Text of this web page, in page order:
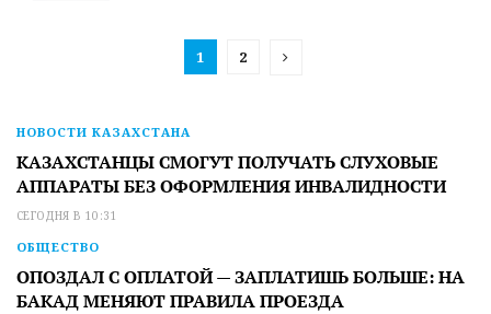
1 2
НОВОСТИ КАЗАХСТАНА
КАЗАХСТАНЦЫ СМОГУТ ПОЛУЧАТЬ СЛУХОВЫЕ
АППАРАТЫ БЕЗ ОФОРМЛЕНИЯ ИНВАЛИДНОСТИ
СЕГОДНЯ В 10:31
ОБЩЕСТВО
ОПОЗДАЛ С ОПЛАТОЙ — ЗАПЛАТИШЬ БОЛЬШЕ: НА
БАКАД МЕНЯЮТ ПРАВИЛА ПРОЕЗДА